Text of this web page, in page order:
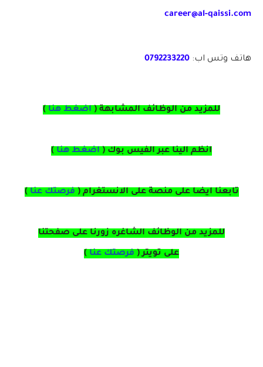
career@al-qaissi.com
هاتف وتس اب: 0792233220
للمزيد من الوظائف المشابهة ( اضغط هنا )
انظم الينا عبر الفيس بوك ( اضغط هنا )
تابعنا ايضا على منصة على الانستغرام( فرصتك عنا )
للمزيد من الوظائف الشاغره زورنا على صفحتنا
على تويتر( فرصتك عنا )